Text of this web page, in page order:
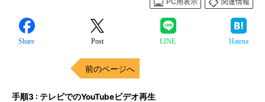
Share Post LINE Hatena
前のページへ
手順3 : テレビでのYouTubeビデオ再生